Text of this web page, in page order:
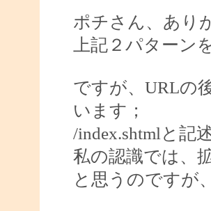
ポチさん、あり
上記２パター
ですが、URLの
います；
/index.shtmlと記
私の認識では、
と思うのですが